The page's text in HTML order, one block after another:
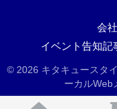
会
イベント告知記
© 2026 キタキュースタ
ーカルWeb